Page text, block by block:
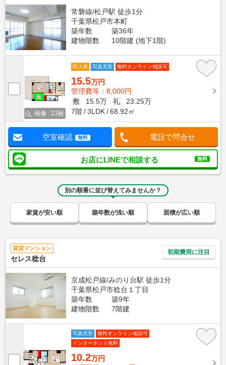
常磐線/松戸駅 徒歩1分
千葉県松戸市本町
築年数
築36年
建物階数
10階建 (地下1階)
画像 : 23枚
即入居 写真充実 無料オンライン相談可
15.5万円
管理費等：8,000円
敷
15.5万 礼
23.25万
7階
3LDK 68.92㎡
空室確認 無料 電話で問合せ
お店にLINEで相談する 無料
別の順番に並び替えてみませんか？
家賃が安い順 築年数が浅い順 面積が広い順
賃貸マンション
セレス稔台
初期費用に注目
京成松戸線/みのり台駅 徒歩1分
千葉県松戸市稔台１丁目
築年数
築9年
建物階数
7階建
写真充実
無料オンライン相談可
インターネット無料
10.2万円